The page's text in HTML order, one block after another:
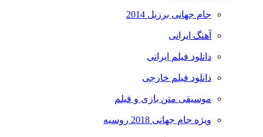
جام جهانی برزیل 2014
آهنگ ایرانی
دانلود فیلم ایرانی
دانلود فیلم خارجی
موسیقی متن بازی و فیلم
ویژه جام جهانی 2018 روسیه